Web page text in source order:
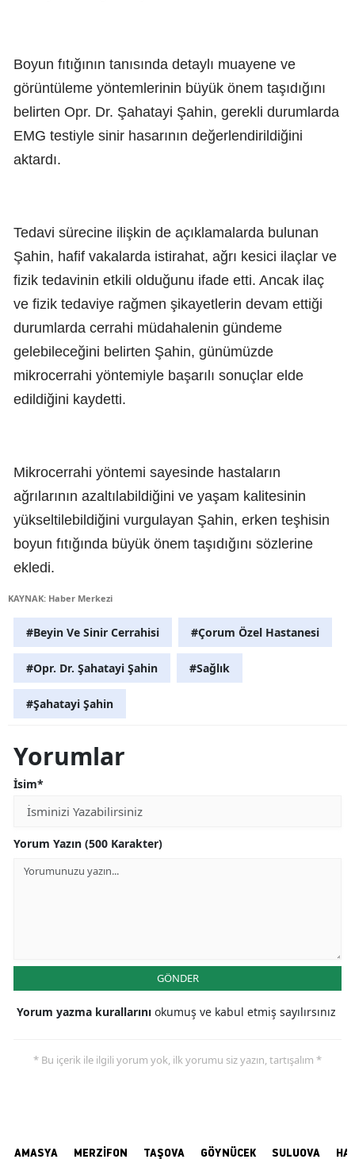
Boyun fıtığının tanısında detaylı muayene ve
görüntüleme yöntemlerinin büyük önem taşıdığını
belirten Opr. Dr. Şahatayi Şahin, gerekli durumlarda
EMG testiyle sinir hasarının değerlendirildiğini
aktardı.
Tedavi sürecine ilişkin de açıklamalarda bulunan
Şahin, hafif vakalarda istirahat, ağrı kesici ilaçlar ve
fizik tedavinin etkili olduğunu ifade etti. Ancak ilaç
ve fizik tedaviye rağmen şikayetlerin devam ettiği
durumlarda cerrahi müdahalenin gündeme
gelebileceğini belirten Şahin, günümüzde
mikrocerrahi yöntemiyle başarılı sonuçlar elde
edildiğini kaydetti.
Mikrocerrahi yöntemi sayesinde hastaların
ağrılarının azaltılabildiğini ve yaşam kalitesinin
yükseltilebildiğini vurgulayan Şahin, erken teşhisin
boyun fıtığında büyük önem taşıdığını sözlerine
ekledi.
KAYNAK: Haber Merkezi
#Beyin Ve Sinir Cerrahisi #Çorum Özel Hastanesi
#Opr. Dr. Şahatayi Şahin #Sağlık
#Şahatayi Şahin
Yorumlar
İsim*
Yorum Yazın (500 Karakter)
GÖNDER
Yorum yazma kurallarını okumuş ve kabul etmiş sayılırsınız
* Bu içerik ile ilgili yorum yok, ilk yorumu siz yazın, tartışalım *
AMASYA MERZİFON TAŞOVA GÖYNÜCEK SULUOVA